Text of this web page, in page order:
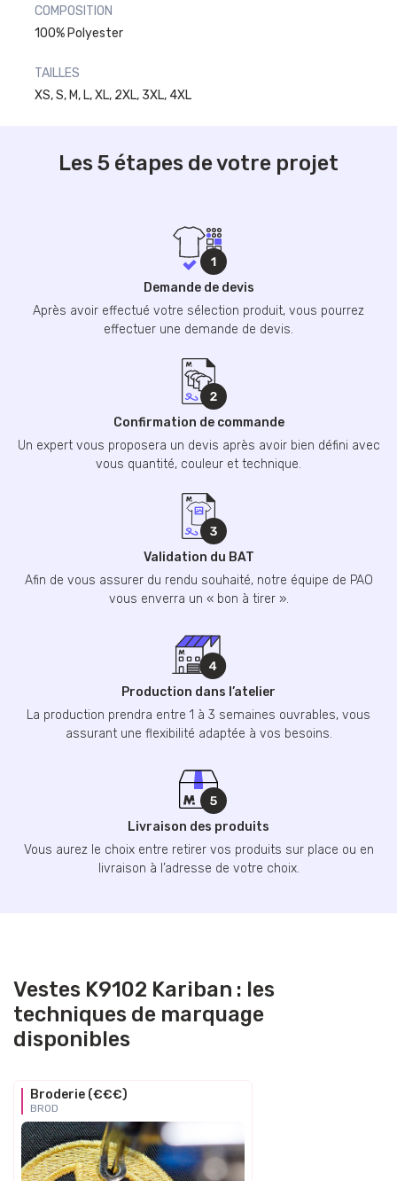
COMPOSITION
100% Polyester
TAILLES
XS, S, M, L, XL, 2XL, 3XL, 4XL
Les 5 étapes de votre projet
Demande de devis
Après avoir effectué votre sélection produit, vous pourrez
effectuer une demande de devis.
Confirmation de commande
Un expert vous proposera un devis après avoir bien défini avec
vous quantité, couleur et technique.
Validation du BAT
Afin de vous assurer du rendu souhaité, notre équipe de PAO
vous enverra un « bon à tirer ».
Production dans l’atelier
La production prendra entre 1 à 3 semaines ouvrables, vous
assurant une flexibilité adaptée à vos besoins.
Livraison des produits
Vous aurez le choix entre retirer vos produits sur place ou en
livraison à l’adresse de votre choix.
Vestes K9102 Kariban : les
techniques de marquage
disponibles
Broderie (€€€)
BROD